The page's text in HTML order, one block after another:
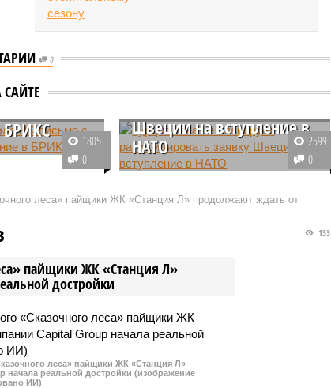
0
РФ
БРИКС
Малайзии
что
БРИКС. Он
членом
1805
0
Турция пока не
планирует
Швеции на вступление в
НАТО
Ратификации Турцией заявки
Североатлантический альянс в
стоит. До конца текущего месяца
2599
0
леса» пайщики ЖК «Станция Л» продолжают ждать от
пайщики ЖК «Станция Л»
достройки
133
леса» пайщики ЖК «Станция Л»
реальной достройки (изображение
ИИ)